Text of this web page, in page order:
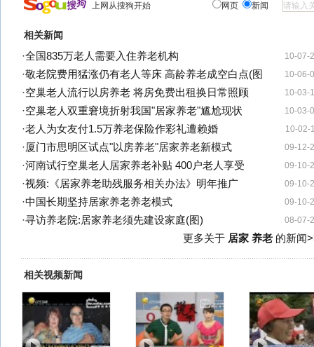
上网从搜狗开始 网页 新闻
相关新闻
10-07-
·全国835万老人需要入住养老机构
10-06-
·敬老院费用猛涨仍有老人等床 高龄养老成空白点(图
10-03-
·空巢老人流行以房养老 将房免费出租换日常照顾
10-03-
·空巢老人双重窘境折射我国"居家养老"尴尬现状
10-02-
·老人为女友付1.5万养老保险作彩礼遭赖婚
09-12-
·厦门市思明区试点"以房养老"居家养老新模式
09-10-
·河南试行空巢老人居家养老补贴 400户老人享受
09-10-
·视频:《居家养老助残服务相关办法》明年推广
09-10-
·中国长期坚持居家养老养老模式
08-07-
·寻访养老院:居家养老须先建设家庭(图)
更多关于 居家 养老的新闻
相关视频新闻